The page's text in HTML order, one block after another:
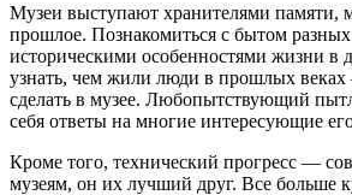
Музеи выступают хранителями памяти,
прошлое. Познакомиться с бытом
историческими особенностями жизни в
узнать, чем жили люди в прошлых
сделать в музее. Любопытствующий
себя ответы на многие интересующие
Кроме того, технический прогресс —
музеям, он их лучший друг. Все больше